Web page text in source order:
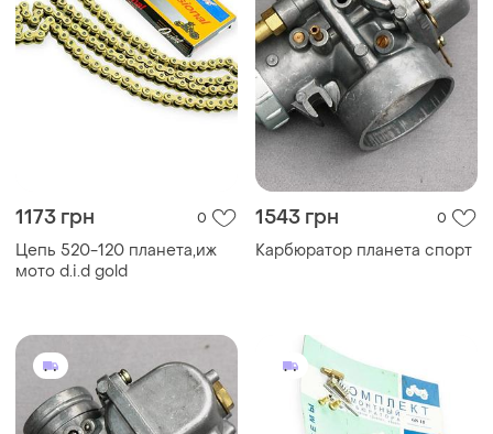
1173 грн 0
Цепь 520-120 планета,иж
мото d.i.d gold
1543 грн 0
Карбюратор планета спорт